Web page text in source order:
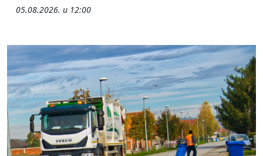
05.08.2026. u 12:00